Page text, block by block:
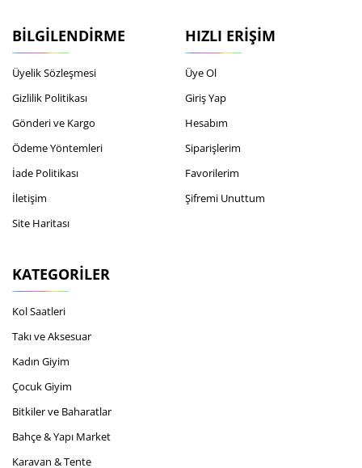
BILGILENDIRME
Üyelik Sözleşmesi
Gizlilik Politikası
Gönderi ve Kargo
Ödeme Yöntemleri
İade Politikası
İletişim
Site Haritası
HIZLI ERIŞIM
Üye Ol
Giriş Yap
Hesabım
Siparişlerim
Favorilerim
Şifremi Unuttum
KATEGORILER
Kol Saatleri
Takı ve Aksesuar
Kadın Giyim
Çocuk Giyim
Bitkiler ve Baharatlar
Bahçe & Yapı Market
Karavan & Tente